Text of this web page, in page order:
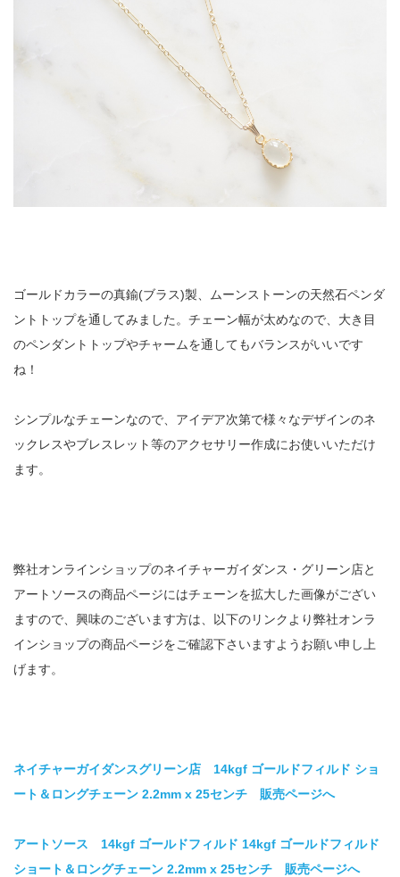
ゴールドカラーの真鍮(ブラス)製、ムーンストーンの天然石ペンダ
ントトップを通してみました。チェーン幅が太めなので、大き目
のペンダントトップやチャームを通してもバランスがいいです
ね！
シンプルなチェーンなので、アイデア次第で様々なデザインのネ
ックレスやブレスレット等のアクセサリー作成にお使いいただけ
ます。
弊社オンラインショップのネイチャーガイダンス・グリーン店と
アートソースの商品ページにはチェーンを拡大した画像がござい
ますので、興味のございます方は、以下のリンクより弊社オンラ
インショップの商品ページをご確認下さいますようお願い申し上
げます。
ネイチャーガイダンスグリーン店 14kgf ゴールドフィルド ショ
ート＆ロングチェーン 2.2mm x 25センチ 販売ページへ
アートソース 14kgf ゴールドフィルド 14kgf ゴールドフィルド
ショート＆ロングチェーン 2.2mm x 25センチ 販売ページへ